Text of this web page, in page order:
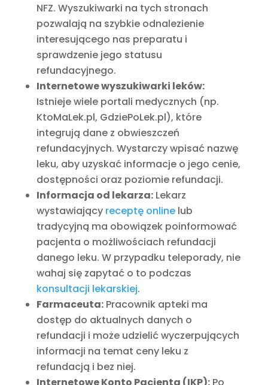
NFZ. Wyszukiwarki na tych stronach
pozwalają na szybkie odnalezienie
interesującego nas preparatu i
sprawdzenie jego statusu
refundacyjnego.
Internetowe wyszukiwarki leków:
Istnieje wiele portali medycznych (np.
KtoMaLek.pl, GdziePoLek.pl), które
integrują dane z obwieszczeń
refundacyjnych. Wystarczy wpisać nazwę
leku, aby uzyskać informacje o jego cenie,
dostępności oraz poziomie refundacji.
Informacja od lekarza:Lekarz
wystawiający receptę onlinelub
tradycyjną ma obowiązek poinformować
pacjenta o możliwościach refundacji
danego leku. W przypadku teleporady, nie
wahaj się zapytać o to podczas
konsultacji lekarskiej.
Farmaceuta:Pracownik apteki ma
dostęp do aktualnych danych o
refundacji i może udzielić wyczerpujących
informacji na temat ceny leku z
refundacją i bez niej.
Internetowe Konto Pacjenta (IKP):Po